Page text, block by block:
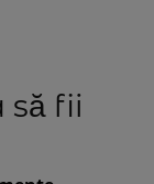
să fii